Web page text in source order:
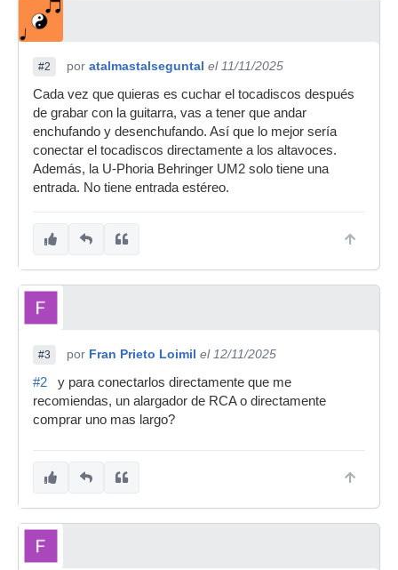
#2 por atalmastalseguntal el 11/11/2025
Cada vez que quieras es cuchar el tocadiscos después
de grabar con la guitarra, vas a tener que andar
enchufando y desenchufando. Así que lo mejor sería
conectar el tocadiscos directamente a los altavoces.
Además, la U-Phoria Behringer UM2 solo tiene una
entrada. No tiene entrada estéreo.
#3 por Fran Prieto Loimil el 12/11/2025
#2 y para conectarlos directamente que me
recomiendas, un alargador de RCA o directamente
comprar uno mas largo?